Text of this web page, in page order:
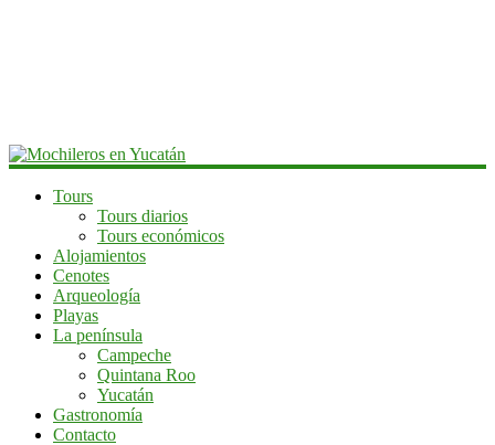
Mochileros
Yucatán
Yucatán
Tours
Tours diarios
Tours económicos
Alojamientos
Cenotes
Arqueología
Playas
La península
Campeche
Quintana Roo
Yucatán
Gastronomía
Contacto